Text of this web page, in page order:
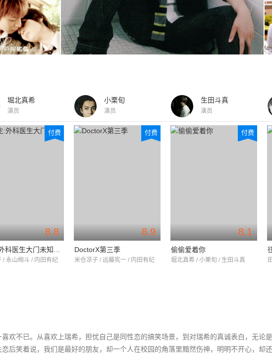
堀北真希
演员
小栗旬
演员
生田斗真
演员
8.8
付费
/ 永山绚斗 / 内田有纪
8.9
付费
DoctorX第三季
米仓凉子 / 远藤宪一 / 内田有纪
8.1
付费
偷偷爱着你
堀北真希 / 小栗旬 / 生田斗真
欢不已。从喜欢上瑞希，担忧自己是同性恋的搞笑场景，到对瑞希的真诚表白，无论
后笑着说，我们是最好的朋友，却一个人在校园的角落里黯然伤神，明明不开心，却